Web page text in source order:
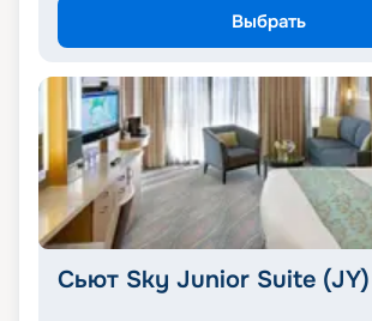
Выбрать
Сьют Sky Junior Suite (JY)